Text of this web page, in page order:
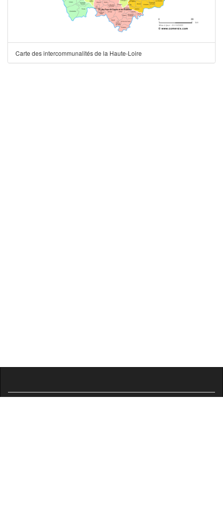
Carte des intercommunalités de la Haute-Loire